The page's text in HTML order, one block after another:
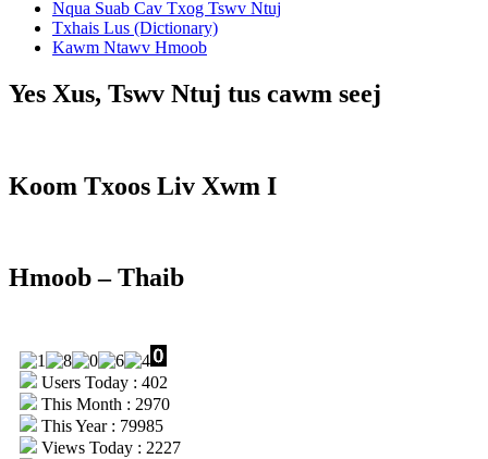
Nqua Suab Cav Txog Tswv Ntuj
Txhais Lus (Dictionary)
Kawm Ntawv Hmoob
Yes Xus, Tswv Ntuj tus cawm seej
Koom Txoos Liv Xwm I
Hmoob – Thaib
Users Today : 402
This Month : 2970
This Year : 79985
Views Today : 2227